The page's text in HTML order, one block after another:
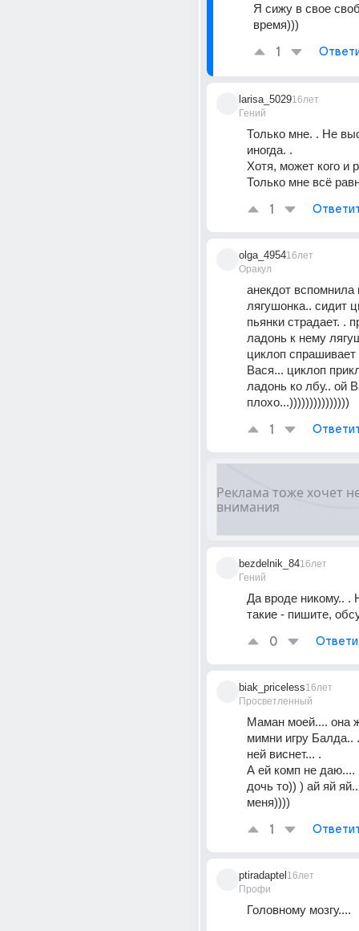
Я сижу в свое
время)))
1
larisa_5029
Гений
16лет
Только мне. . Не
иногда. .
Хотя, может кого и
Только мне всё
1
olga_4954
Оракул
16лет
анекдот вспомнила
лягушонка.. сидит
пьянки страдает. .
ладонь к нему
циклоп спрашивает
Вася... циклоп
ладонь ко лбу.. ой
плохо...)))))))))))))))
1
bezdelnik_84
Гений
16лет
Да вроде никому.. .
такие - пишите,
0
biak_priceless
Просветленный
16лет
Маман моей.... она
мимни игру Балда..
ней виснет... .
А ей комп не даю....
дочь то)) ) ай яй
меня))))
1
ptiradaptel
Профи
16лет
Головному мозгу....